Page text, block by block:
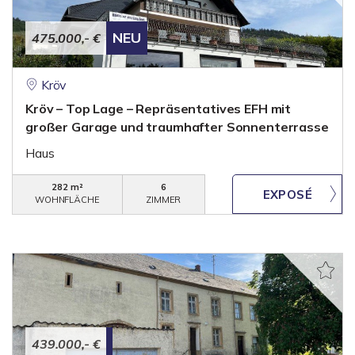
475.000,- € NEU
Kröv
Kröv – Top Lage – Repräsentatives EFH mit
großer Garage und traumhafter Sonnenterrasse
Haus
282 m²
WOHNFLÄCHE
6
ZIMMER
439.000,- €